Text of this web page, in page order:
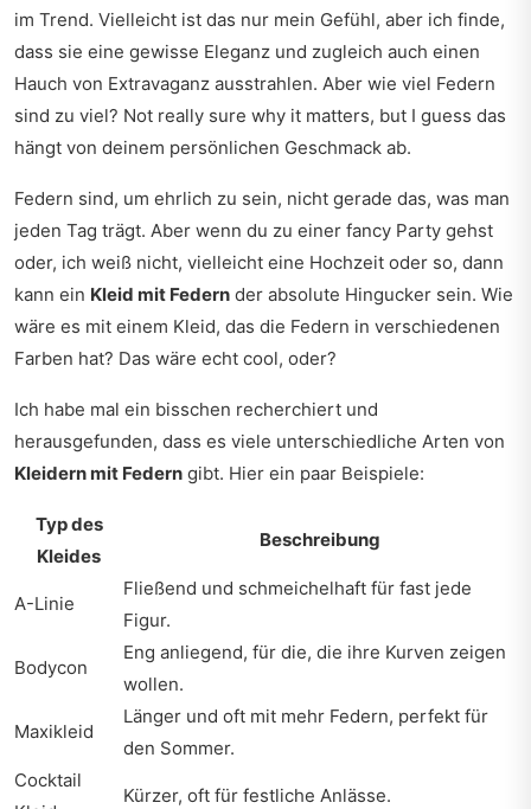
im Trend. Vielleicht ist das nur mein Gefühl, aber ich finde,
dass sie eine gewisse Eleganz und zugleich auch einen
Hauch von Extravaganz ausstrahlen. Aber wie viel Federn
sind zu viel? Not really sure why it matters, but I guess das
hängt von deinem persönlichen Geschmack ab.
Federn sind, um ehrlich zu sein, nicht gerade das, was man
jeden Tag trägt. Aber wenn du zu einer fancy Party gehst
oder, ich weiß nicht, vielleicht eine Hochzeit oder so, dann
kann ein Kleid mit Federn der absolute Hingucker sein. Wie
wäre es mit einem Kleid, das die Federn in verschiedenen
Farben hat? Das wäre echt cool, oder?
Ich habe mal ein bisschen recherchiert und
herausgefunden, dass es viele unterschiedliche Arten von
Kleidern mit Federn gibt. Hier ein paar Beispiele:
Typ des
Kleides
Beschreibung
A-Linie
Fließend und schmeichelhaft für fast jede
Figur.
Bodycon
Eng anliegend, für die, die ihre Kurven zeigen
wollen.
Maxikleid
Länger und oft mit mehr Federn, perfekt für
den Sommer.
Cocktail
Kürzer, oft für festliche Anlässe.